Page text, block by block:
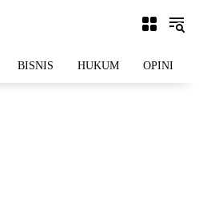
BISNIS HUKUM OPINI